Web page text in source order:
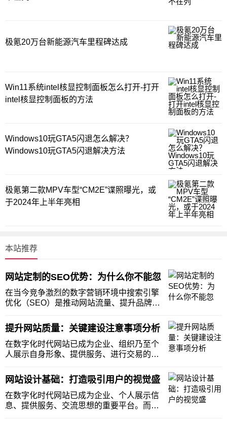
极氪20万台新能源汽车里程碑达成
Win11系统intel核显控制面板怎么打开-打开
intel核显控制面板的方法
Windows10玩GTA5闪退怎么解决？
Windows10玩GTA5闪退解决方法
极氪第二款MPV车型“CM2E”谍照曝光，或
于2024年上半年亮相
本站推荐
网站定制的SEO优势：为什么你不能忽
在当今竞争激烈的数字营销环境中搜索引擎
优化（SEO）是推动网站流量、提升品牌知
网站建设许多企业在选择网站建设方式时往
往忽视了定制网站在SEO方面的巨大优势。
本文将深入探讨网站定制如何在SEO中发挥
关键作
提升网站质量：关键建设注意事项分析
在数字化时代网站已成为企业、组织乃至个
人展示自身形象、提供服务、进行交易的重
的眼球提升用户体验还能有效促进业务增
长。那么响应式网站建设公司技术需要注意
什么？在建设网站时有哪些关键注意事项需
要特别关注呢？
网站设计基础：打造吸引用户的视觉盛
在数字化时代网站已成为企业、个人展示信
息、提供服务、交流思想的重要平台。而网